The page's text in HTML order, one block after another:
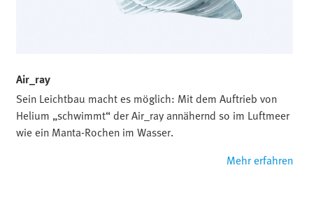
Air_ray
Sein Leichtbau macht es möglich: Mit dem Auftrieb von
Helium „schwimmt“ der Air_ray annähernd so im Luftmeer
wie ein Manta-Rochen im Wasser.
Mehr erfahren